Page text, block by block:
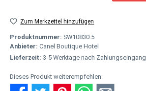
Zum Merkzettel hinzufügen
Produktnummer: SW10830.5
Anbieter: Canel Boutique Hotel
Lieferzeit: 3-5 Werktage nach Zahlungseingang
Dieses Produkt weiterempfehlen: